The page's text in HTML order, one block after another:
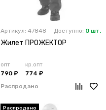
Артикул: 47848 Доступно: 0 шт.
Жилет ПРОЖЕКТОР
опт
790 ₽
кр.опт
774 ₽
Распродано